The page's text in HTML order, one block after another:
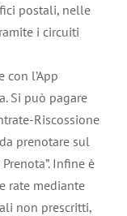
postali, nelle
i circuiti
con l’App
Si può pagare
Riscossione
prenotare sul
Infine è
rate mediante
non prescritti,